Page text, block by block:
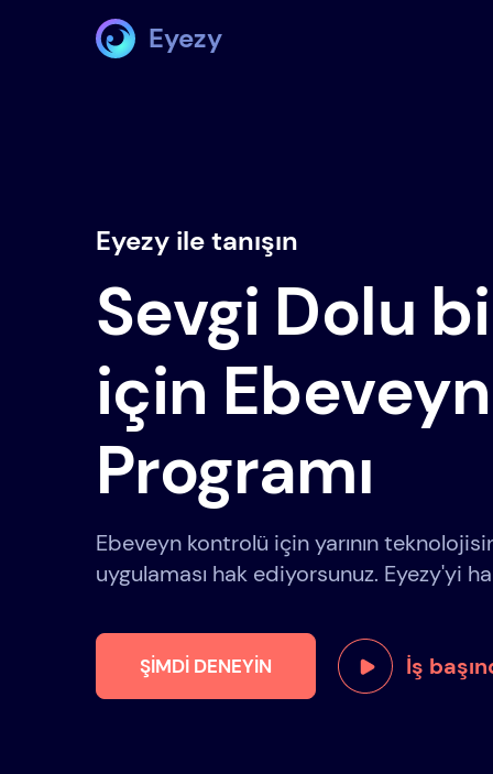
Eyezy
Eyezy ile tanışın
Sevgi Dolu
için
Programı
Ebeveyn kontrolü için yarının
uygulaması hak ediyorsunuz. Eyezy'yi
ŞIMDI DENEYIN İş